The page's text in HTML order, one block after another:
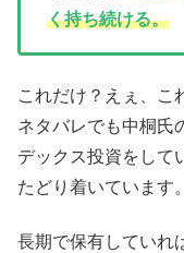
く持ち続ける。
これだけ？えぇ、こ
ネタバレでも中桐氏
デックス投資をして
たどり着いています。
長期で保有していれ